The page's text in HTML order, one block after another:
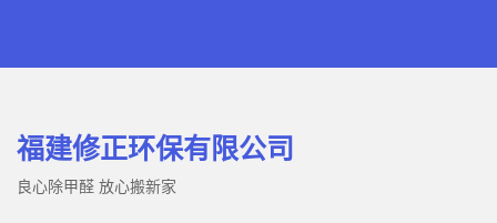
福建修正环保有限公司
良心除甲醛 放心搬新家